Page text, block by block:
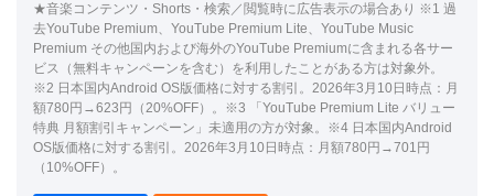
★音楽コンテンツ・Shorts・検索／閲覧時に広告表示の場合あり ※1 過
去YouTube Premium、YouTube Premium Lite、YouTube Music
Premium その他国内および海外のYouTube Premiumに含まれる各サー
ビス（無料キャンペーンを含む）を利用したことがある方は対象外。
※2 日本国内Android OS版価格に対する割引。2026年3月10日時点：月
額780円→623円（20%OFF）。※3 「YouTube Premium Lite バリュー
特典 月額割引キャンペーン」未適用の方が対象。※4 日本国内Android
OS版価格に対する割引。2026年3月10日時点：月額780円→701円
（10%OFF）。